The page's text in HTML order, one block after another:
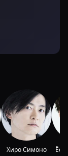
Хиро Симоно